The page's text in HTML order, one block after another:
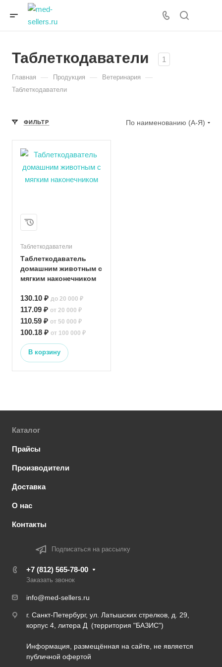
Таблеткодаватели 1
Главная — Продукция — Ветеринария —
Таблеткодаватели
ФИЛЬТР По наименованию (А-Я)
Таблеткодаватели
Таблеткодаватель
домашним животным с
мягким наконечником
130.10 ₽ до 20 000 ₽
117.09 ₽ от 20 000 ₽
110.59 ₽ от 50 000 ₽
100.18 ₽ от 100 000 ₽
В корзину
Каталог
Прайсы
Производители
Доставка
О нас
Контакты
Подписаться на рассылку
+7 (812) 565-78-00
Заказать звонок
info@med-sellers.ru
г. Санкт-Петербург, ул. Латышских стрелков, д. 29,
корпус 4, литера Д (территория "БАЗИС")
Информация, размещённая на сайте, не является
публичной офертой